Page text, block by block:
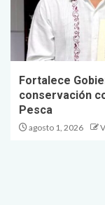
Fortalece
conservación
Pesca
agosto 1, 2026